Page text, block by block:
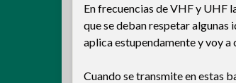
En frecuencias de VHF y UHF
que se deban respetar algunas
aplica estupendamente y voy
Cuando se transmite en estas